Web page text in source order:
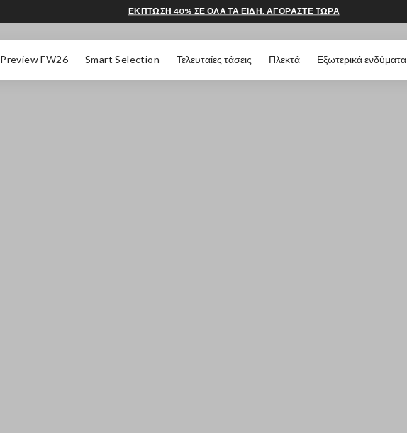
Preview FW26 Smart Selection Τελευταίες τάσεις Πλεκτά Εξωτερικά ενδύματα
ΕΚΠΤΩΣΗ 40% ΣΕ ΟΛΑ ΤΑ ΕΙΔΗ. ΑΓΟΡΑΣΤΕ ΤΩΡΑ